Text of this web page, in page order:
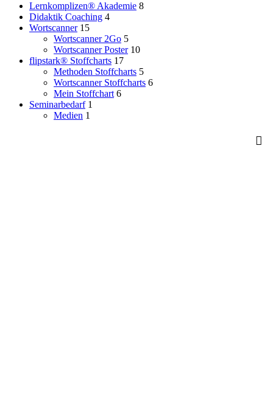
Lernkomplizen® Akademie 8
Didaktik Coaching 4
Wortscanner 15
Wortscanner 2Go 5
Wortscanner Poster 10
flipstark® Stoffcharts 17
Methoden Stoffcharts 5
Wortscanner Stoffcharts 6
Mein Stoffchart 6
Seminarbedarf 1
Medien 1